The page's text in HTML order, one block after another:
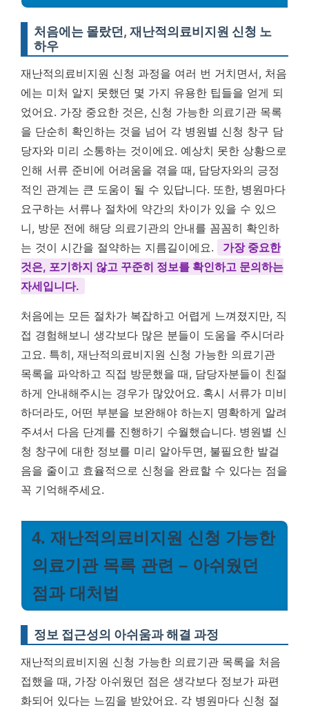
처음에는 몰랐던, 재난적의료비지원 신청 노
하우
재난적의료비지원 신청 과정을 여러 번 거치면서, 처음
에는 미처 알지 못했던 몇 가지 유용한 팁들을 얻게 되
었어요. 가장 중요한 것은, 신청 가능한 의료기관 목록
을 단순히 확인하는 것을 넘어 각 병원별 신청 창구 담
당자와 미리 소통하는 것이에요. 예상치 못한 상황으로
인해 서류 준비에 어려움을 겪을 때, 담당자와의 긍정
적인 관계는 큰 도움이 될 수 있답니다. 또한, 병원마다
요구하는 서류나 절차에 약간의 차이가 있을 수 있으
니, 방문 전에 해당 의료기관의 안내를 꼼꼼히 확인하
는 것이 시간을 절약하는 지름길이에요.
가장 중요한
것은, 포기하지 않고 꾸준히 정보를 확인하고 문의하는
자세입니다.
처음에는 모든 절차가 복잡하고 어렵게 느껴졌지만, 직
접 경험해보니 생각보다 많은 분들이 도움을 주시더라
고요. 특히, 재난적의료비지원 신청 가능한 의료기관
목록을 파악하고 직접 방문했을 때, 담당자분들이 친절
하게 안내해주시는 경우가 많았어요. 혹시 서류가 미비
하더라도, 어떤 부분을 보완해야 하는지 명확하게 알려
주셔서 다음 단계를 진행하기 수월했습니다. 병원별 신
청 창구에 대한 정보를 미리 알아두면, 불필요한 발걸
음을 줄이고 효율적으로 신청을 완료할 수 있다는 점을
꼭 기억해주세요.
4. 재난적의료비지원 신청 가능한
의료기관 목록 관련 – 아쉬웠던
점과 대처법
정보 접근성의 아쉬움과 해결 과정
재난적의료비지원 신청 가능한 의료기관 목록을 처음
접했을 때, 가장 아쉬웠던 점은 생각보다 정보가 파편
화되어 있다는 느낌을 받았어요. 각 병원마다 신청 절